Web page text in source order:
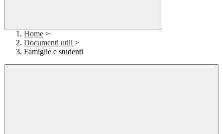
Home >
Documenti utili >
Famiglie e studenti